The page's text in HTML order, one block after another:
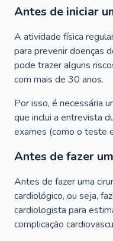
Antes de iniciar
A atividade física
para prevenir doenças
pode trazer alguns
com mais de 30 anos.
Por isso, é necessária
que inclui a entrevista
exames (como o teste
Antes de fazer
Antes de fazer uma
cardiológico, ou seja,
cardiologista para
complicação